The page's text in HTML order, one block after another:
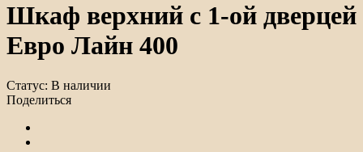
Шкаф верхний с 1-ой дверцей
Евро Лайн 400
Статус: В наличии
Поделиться